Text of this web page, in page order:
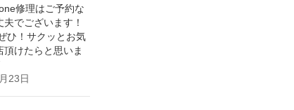
修理はご予約な
夫でございます！
ひ！サクッとお気
頂けたらと思いま
23日